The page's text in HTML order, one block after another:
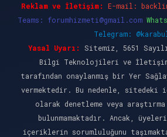
Reklam ve İletişim: E-mail:
Teams: forumhizmeti@gmail.com
Telegram: @karabul
Yasal Uyarı:
Sitemiz, 5651
Bilgi Teknolojileri ve İletişim
tarafından onaylanmış bir Yer
vermektedir. Bu nedenle,
olarak denetleme veya araştırma
bulunmamaktadır. Ancak,
içeriklerin sorumluluğunu